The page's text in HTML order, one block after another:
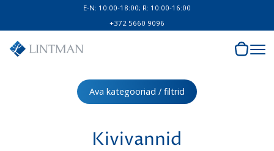
E-N: 10:00-18:00; R: 10:00-16:00
+372 5660 9096
Ava kategooriad / filtrid
Kivivannid